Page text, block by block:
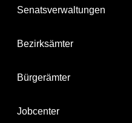
Senatsverwaltungen
Bezirksämter
Bürgerämter
Jobcenter